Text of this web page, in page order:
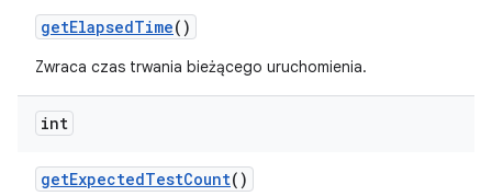
getElapsedTime()
Zwraca czas trwania bieżącego uruchomienia.
int
getExpectedTestCount()